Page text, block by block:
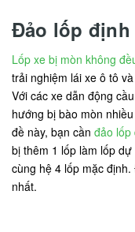
Đảo lốp định
Lốp xe bị mòn không
trải nghiệm lái xe ô tô
Với các xe dẫn động
hướng bị bào mòn
đề này, bạn cần đảo lốp
bị thêm 1 lốp làm lốp
cùng hệ 4 lốp mặc
nhất.